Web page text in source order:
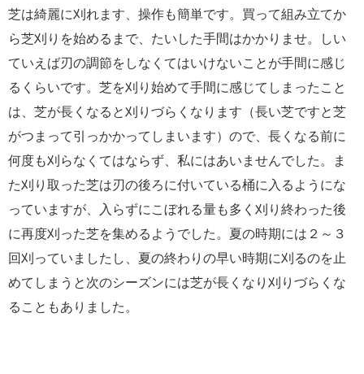
芝は綺麗に刈れます、操作も簡単です。買って組み立てか
ら芝刈りを始めるまで、たいした手間はかかりませ。しい
ていえば刃の調節をしなくてはいけないことが手間に感じ
るくらいです。芝を刈り始めて手間に感じてしまったこと
は、芝が長くなると刈りづらくなります（長い芝ですと芝
がつまって引っかかってしまいます）ので、長くなる前に
何度も刈らなくてはならず、私にはあいませんでした。ま
た刈り取った芝は刃の後ろに付いている桶に入るようにな
っていますが、入らずにこぼれる量も多く刈り終わった後
に再度刈った芝を集めるようでした。夏の時期には２～３
回刈っていましたし、夏の終わりの早い時期に刈るのを止
めてしまうと次のシーズンには芝が長くなり刈りづらくな
ることもありました。